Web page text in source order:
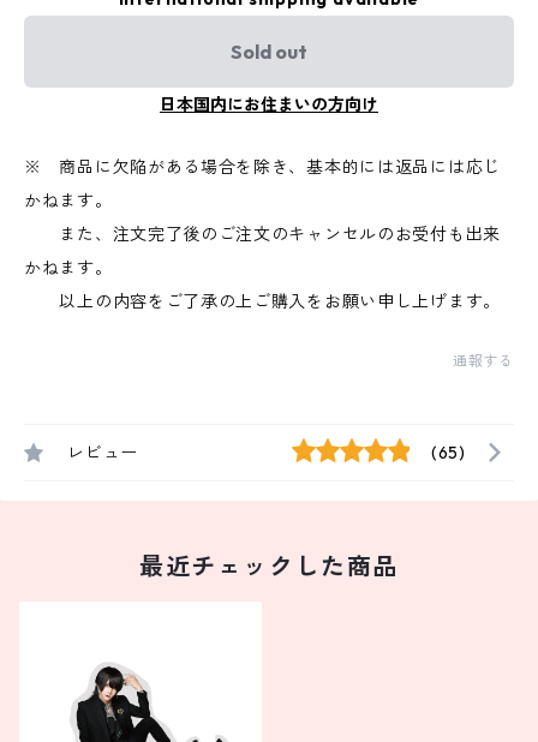
Sold out
日本国内にお住まいの方向け
※ 商品に欠陥がある場合を除き、基本的には返品には応じ
かねます。
また、注文完了後のご注文のキャンセルのお受付も出来
かねます。
以上の内容をご了承の上ご購入をお願い申し上げます。
通報する
レビュー (65)
最近チェックした商品